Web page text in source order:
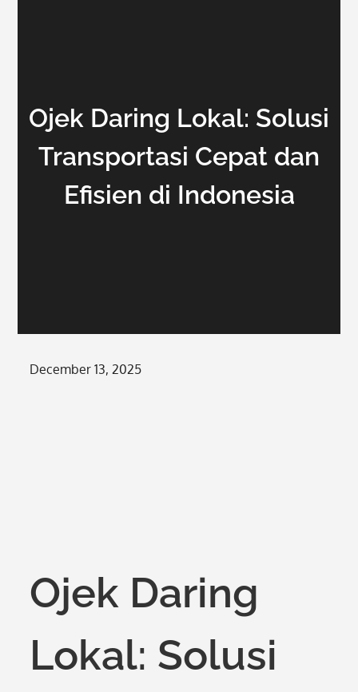
Ojek Daring Lokal: Solusi
Transportasi Cepat dan
Efisien di Indonesia
Posted
December 13, 2025
Ojek Daring
Lokal: Solusi